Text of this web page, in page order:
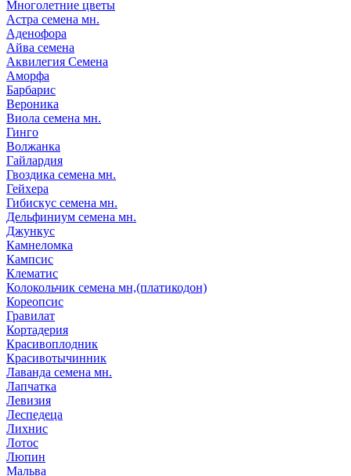
Многолетние цветы
Астра семена мн.
Аденофора
Айва семена
Аквилегия Семена
Аморфа
Барбарис
Вероника
Виола семена мн.
Гинго
Волжанка
Гайлардия
Гвоздика семена мн.
Гейхера
Гибискус семена мн.
Дельфиниум семена мн.
Джункус
Камнеломка
Кампсис
Клематис
Колокольчик семена мн,(платикодон)
Кореопсис
Гравилат
Кортадерия
Красивоплодник
Красивотычинник
Лаванда семена мн.
Лапчатка
Левизия
Леспедеца
Лихнис
Лотос
Люпин
Мальва